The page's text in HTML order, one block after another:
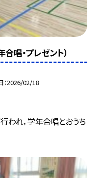
唱・プレゼント）
2026/02/18
れ，学年合唱とおうち